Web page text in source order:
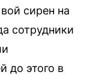
сирен на
сотрудники
до этого в